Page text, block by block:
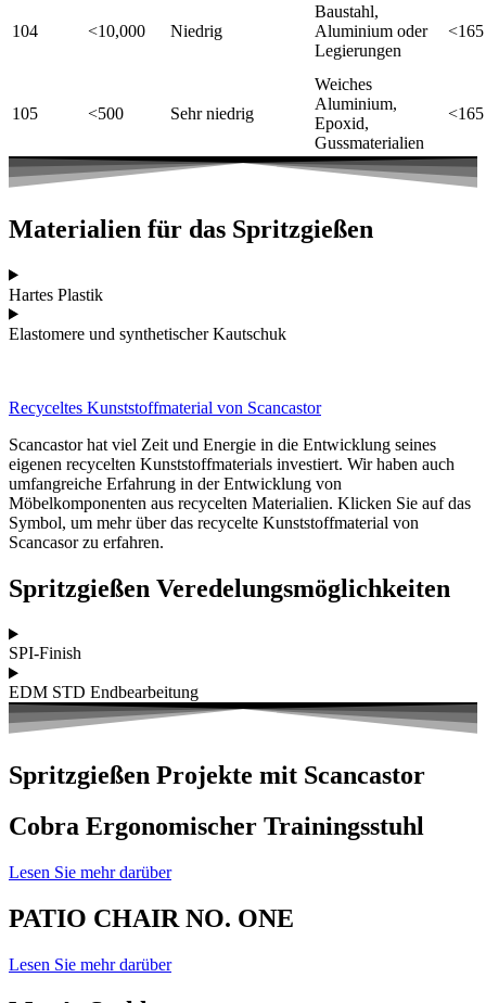
104 <10,000 Niedrig
Baustahl,
Aluminium oder
Legierungen
<165
105 <500 Sehr niedrig
Weiches
Aluminium,
Epoxid,
Gussmaterialien
<165
Materialien für das Spritzgießen
Hartes Plastik
Elastomere und synthetischer Kautschuk
Recyceltes Kunststoffmaterial von Scancastor
Scancastor hat viel Zeit und Energie in die Entwicklung seines
eigenen recycelten Kunststoffmaterials investiert. Wir haben auch
umfangreiche Erfahrung in der Entwicklung von
Möbelkomponenten aus recycelten Materialien. Klicken Sie auf das
Symbol, um mehr über das recycelte Kunststoffmaterial von
Scancasor zu erfahren.
Spritzgießen Veredelungsmöglichkeiten
SPI-Finish
EDM STD Endbearbeitung
Spritzgießen Projekte mit Scancastor
Cobra Ergonomischer Trainingsstuhl
Lesen Sie mehr darüber
PATIO CHAIR NO. ONE
Lesen Sie mehr darüber